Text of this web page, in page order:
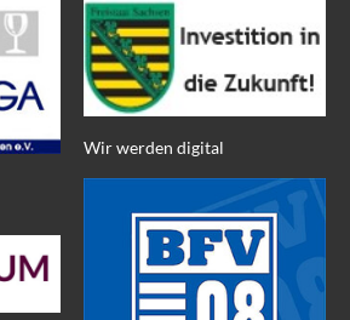
Wir werden digital